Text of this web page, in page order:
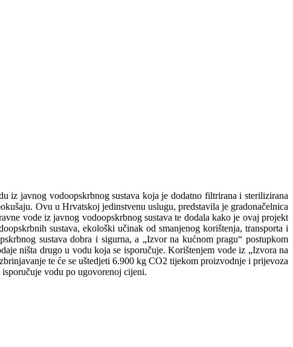
iz javnog vodoopskrbnog sustava koja je dodatno filtrirana i sterilizirana
Ovu u Hrvatskoj jedinstvenu uslugu, predstavila je gradonačelnica
vode iz javnog vodoopskrbnog sustava te dodala kako je ovaj projekt
sustava, ekološki učinak od smanjenog korištenja, transporta i
sustava dobra i sigurna, a „Izvor na kućnom pragu“ postupkom
ništa drugo u vodu koja se isporučuje. Korištenjem vode iz „Izvora na
te će se uštedjeti 6.900 kg CO2 tijekom proizvodnje i prijevoza
isporučuje vodu po ugovorenoj cijeni.